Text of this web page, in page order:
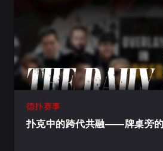
德扑赛事
扑克中的跨代共融——牌桌旁